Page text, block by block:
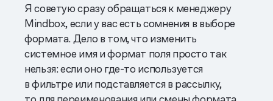
Я советую сразу обращаться к менеджеру
Mindbox, если у вас есть сомнения в выборе
формата. Дело в том, что изменить
системное имя и формат поля просто так
нельзя: если оно где-то используется
в фильтре или подставляется в рассылку,